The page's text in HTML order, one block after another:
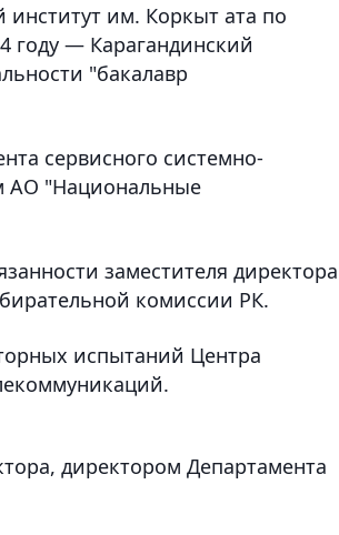
институт им. Коркыт ата по
году — Карагандинский
"бакалавр
сервисного системно-
АО "Национальные
заместителя директора
комиссии РК.
испытаний Центра
директором Департамента